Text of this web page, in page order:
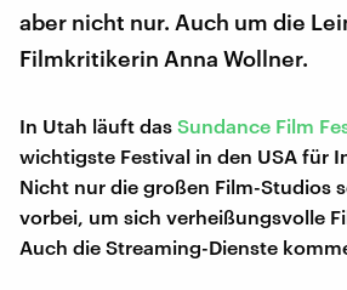
aber nicht nur. Auch um die
Filmkritikerin Anna Wollner.
In Utah läuft das Sundance Film
wichtigste Festival in den USA für
Nicht nur die großen Film-Studios
vorbei, um sich verheißungsvolle
Auch die Streaming-Dienste